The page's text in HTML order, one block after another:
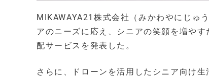
MIKAWAYA21株式会社（みかわやにじゅ
アのニーズに応え、シニアの笑顔を増や
配サービスを発表した。
さらに、ドローンを活用したシニア向け